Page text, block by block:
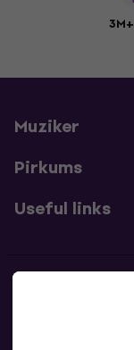
Muziker
Pirkums
Useful links